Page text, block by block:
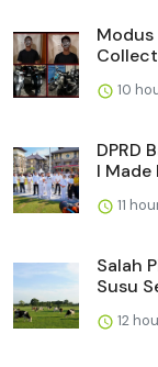
Modus
10
DPRD
I Made
11
Salah
Susu
12